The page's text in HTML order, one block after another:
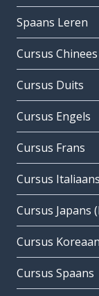
Spaans Leren
Cursus Chinees
Cursus Duits
Cursus Engels
Cursus Frans
Cursus Italiaans
Cursus Japans
Cursus
Cursus Spaans